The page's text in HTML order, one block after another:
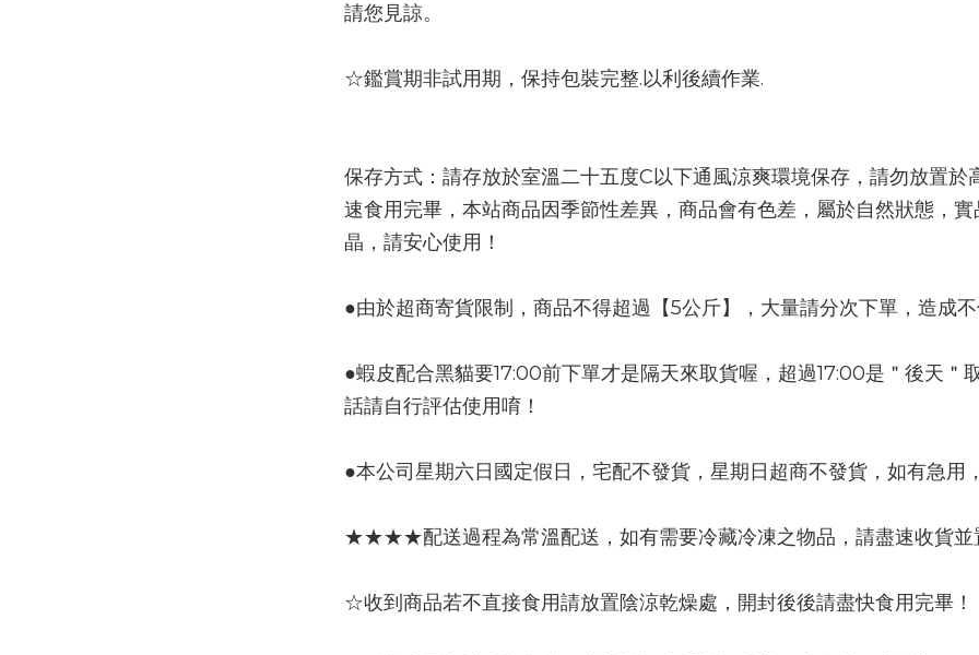
請您見諒。
☆鑑賞期非試用期，保持包裝完整.以利後續作業.
保存方式：請存放於室溫二十五度C以下通風涼爽環境保存，請勿放置
速食用完畢，本站商品因季節性差異，商品會有色差，屬於自然狀態，
晶，請安心使用！
●由於超商寄貨限制，商品不得超過【5公斤】，大量請分次下單，造成
●蝦皮配合黑貓要17:00前下單才是隔天來取貨喔，超過17:00是＂後天
話請自行評估使用唷！
●本公司星期六日國定假日，宅配不發貨，星期日超商不發貨，如有急用
★★★★配送過程為常溫配送，如有需要冷藏冷凍之物品，請盡速收
☆收到商品若不直接食用請放置陰涼乾燥處，開封後後請盡快食用完畢！